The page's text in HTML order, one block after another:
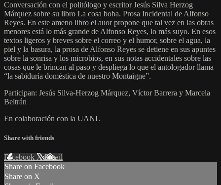
Conversación con el politólogo y escritor Jesús Silva Herzog
Márquez sobre su libro La cosa boba. Prosa Incidental de Alfonso
Reyes. En este ameno libro el auor propone que tal vez en las obras
menores está lo más grande de Alfonso Reyes, lo más suyo. En esos
textos ligeros y breves sobre el correo y el humor, sobre el agua, la
piel y la basura, la prosa de Alfonso Reyes se detiene en sus apuntes
sobre la sonrisa y los microbios, en sus notas accidentales sobre las
cosas que le brincan al paso y despliega lo que el antologador llama
“la sabiduría doméstica de nuestro Montaigne”.
Participan: Jesús Silva-Herzog Márquez, Víctor Barrera y Marcela
Beltrán
En colaboración con la UANL
Share with friends
Facebook XEmail
Share on Facebook
Share on X